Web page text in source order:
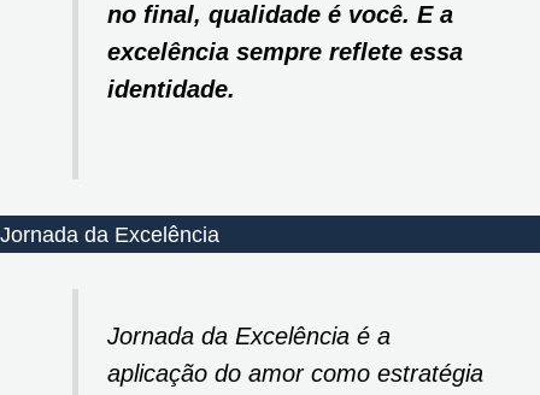
no final, qualidade é você. E a
excelência sempre reflete essa
identidade.
Jornada da Excelência
Jornada da Excelência é a
aplicação do amor como estratégia